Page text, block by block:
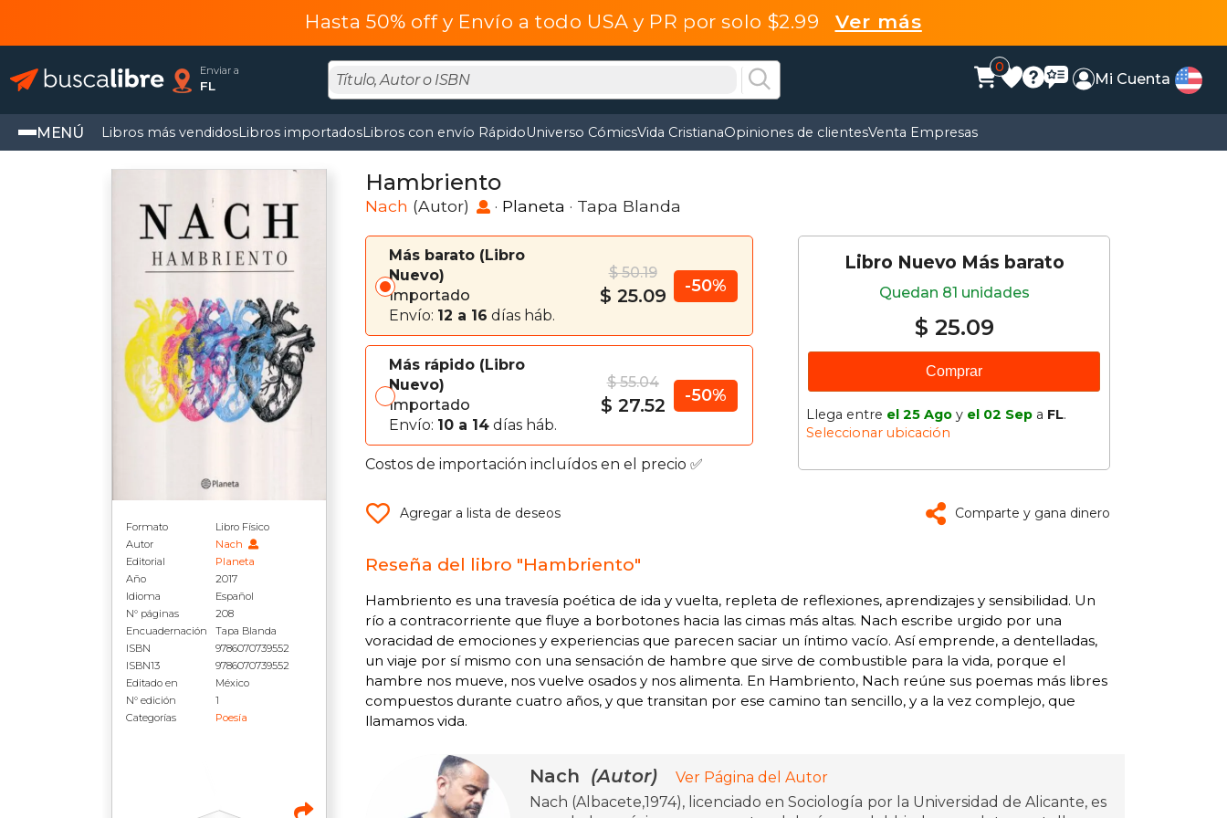
Hasta 50% off y Envío a todo USA y PR por solo $2.99 Ver más
Enviar a
FL
0
Mi Cuenta
MENÚ Libros más vendidosLibros importadosLibros con envío RápidoUniverso CómicsVida CristianaOpiniones de clientesVenta Empresas
Formato
Libro Físico
Autor
Nach
Editorial
Planeta
Año
2017
Idioma
Español
N° páginas
208
Encuadernación
Tapa Blanda
ISBN
9786070739552
ISBN13
9786070739552
Editado en
México
N° edición
1
Categorías
Poesía
Hambriento
Nach (Autor) · Planeta · Tapa Blanda
Más barato
Libro
Nuevo
Importado
Envío: 12 a 16 días háb.
$ 50.19
$ 25.09 -50%
Más rápido
Libro
Nuevo
Importado
Envío: 10 a 14 días háb.
$ 55.04
$ 27.52 -50%
Costos de importación incluídos en el precio ✅
Libro Nuevo Más barato
Quedan 81 unidades
$ 25.09
Comprar
Llega entre el 25 Ago y el 02 Sep a FL.
Seleccionar ubicación
Agregar a lista de deseos Comparte y gana dinero
Reseña del libro "Hambriento"
Hambriento es una travesía poética de ida y vuelta, repleta de reflexiones, aprendizajes y sensibilidad. Un
río a contracorriente que fluye a borbotones hacia las cimas más altas. Nach escribe urgido por una
voracidad de emociones y experiencias que parecen saciar un íntimo vacío. Así emprende, a dentelladas,
un viaje por sí mismo con una sensación de hambre que sirve de combustible para la vida, porque el
hambre nos mueve, nos vuelve osados y nos alimenta. En Hambriento, Nach reúne sus poemas más libres
compuestos durante cuatro años, y que transitan por ese camino tan sencillo, y a la vez complejo, que
llamamos vida.
Nach (Autor)
Ver Página del Autor
Nach (Albacete,1974), licenciado en Sociología por la Universidad de Alicante, es